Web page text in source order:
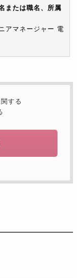
または職名、所属
アマネージャー 電
ービスに関する情
れる場合の事項
せん。
たは削除・利用の
開示等」といいま
の連絡先までお願
する